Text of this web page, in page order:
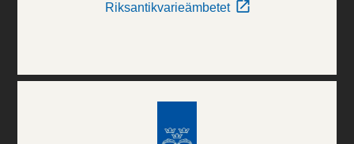
Riksantikvarieämbetet